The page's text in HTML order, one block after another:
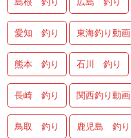
愛知 釣り 東海釣り動画
熊本 釣り 石川 釣り
長崎 釣り 関西釣り動画
鳥取 釣り 鹿児島 釣り